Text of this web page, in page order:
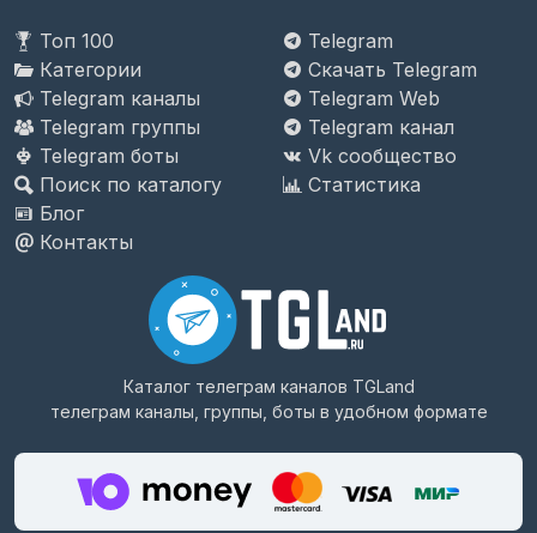
Топ 100
Категории
Telegram каналы
Telegram группы
Telegram боты
Поиск по каталогу
Блог
Контакты
Telegram
Скачать Telegram
Telegram Web
Telegram канал
Vk сообщество
Статистика
Каталог телеграм каналов TGLand
телеграм каналы, группы, боты в удобном формате